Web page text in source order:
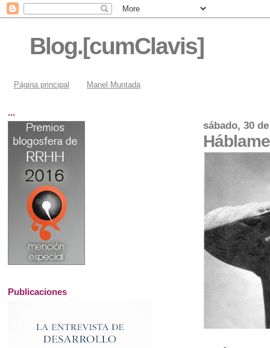
Blog.[cumClavis]
Página principal Manel Muntada
sábado, 30
...
Publicaciones